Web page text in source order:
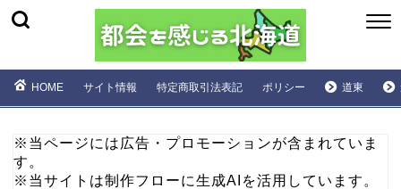
HOME サイト情報 特定商取引法表記 ポリシー 道東
※当ページには広告・プロモーションが含まれていま
す。
※当サイトは制作フローに生成AIを活用しています。